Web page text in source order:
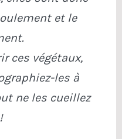
et le
ces végétaux,
les à
ne les cueillez